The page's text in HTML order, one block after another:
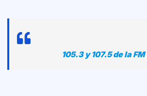
105.3 y 107.5 de la FM